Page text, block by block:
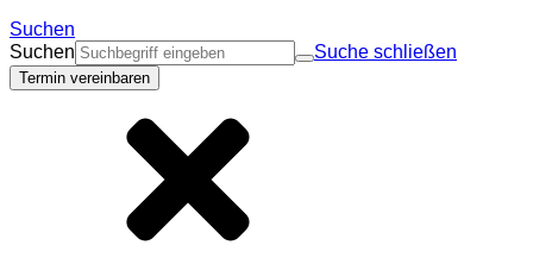
Suchen
Suchen
Suche schließen
Termin vereinbaren